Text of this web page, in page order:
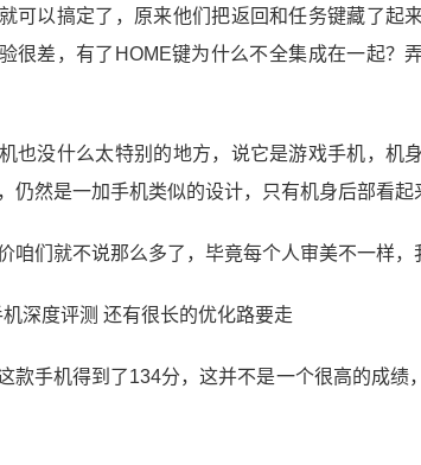
可以搞定了，原来他们把返回和任务键藏了起
很差，有了HOME键为什么不全集成在一起？
也没什么太特别的地方，说它是游戏手机，机
仍然是一加手机类似的设计，只有机身后部看起
咱们就不说那么多了，毕竟每个人审美不一样，
款手机得到了134分，这并不是一个很高的成绩